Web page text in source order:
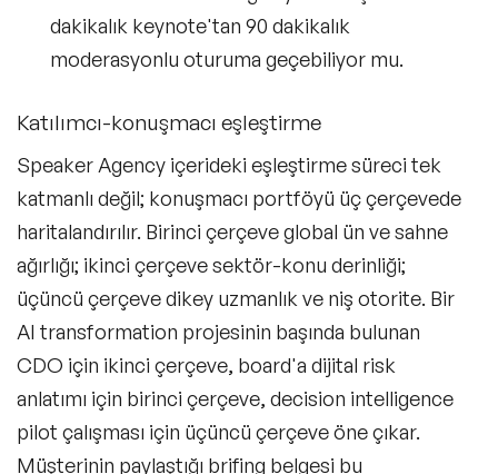
dakikalık keynote'tan 90 dakikalık
moderasyonlu oturuma geçebiliyor mu.
Katılımcı-konuşmacı eşleştirme
Speaker Agency içerideki eşleştirme süreci tek
katmanlı değil; konuşmacı portföyü üç çerçevede
haritalandırılır. Birinci çerçeve global ün ve sahne
ağırlığı; ikinci çerçeve sektör-konu derinliği;
üçüncü çerçeve dikey uzmanlık ve niş otorite. Bir
AI transformation projesinin başında bulunan
CDO için ikinci çerçeve, board'a dijital risk
anlatımı için birinci çerçeve, decision intelligence
pilot çalışması için üçüncü çerçeve öne çıkar.
Müşterinin paylaştığı brifing belgesi bu
Influencer
YouTube Projeleri
Podcast Projeleri
Marka Elçiliği Projeleri
Master Class-Kişisel Dönüşüm
Master Class-Dijital
Master Class-Gelecek
Master Class-Liderlik